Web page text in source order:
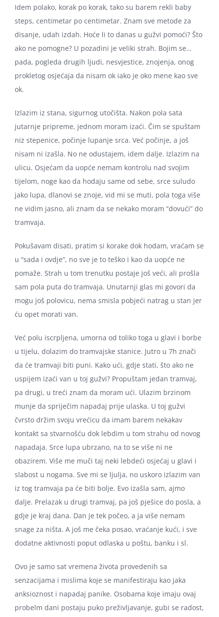
Idem polako, korak po korak, tako su barem rekli baby
steps, centimetar po centimetar. Znam sve metode za
disanje, udah izdah. Hoće li to danas u gužvi pomoći? Što
ako ne pomogne? U pozadini je veliki strah. Bojim se…
pada, pogleda drugih ljudi, nesvjestice, znojenja, onog
prokletog osjećaja da nisam ok iako je oko mene kao sve
ok.
Izlazim iz stana, sigurnog utočišta. Nakon pola sata
jutarnje pripreme, jednom moram izaći. Čim se spuštam
niz stepenice, počinje lupanje srca. Već počinje, a još
nisam ni izašla. No ne odustajem, idem dalje. Izlazim na
ulicu. Osjećam da uopće nemam kontrolu nad svojim
tijelom, noge kao da hodaju same od sebe, srce suludo
jako lupa, dlanovi se znoje, vid mi se muti, pola toga više
ne vidim jasno, ali znam da se nekako moram “dovući” do
tramvaja.
Pokušavam disati, pratim si korake dok hodam, vraćam se
u “sada i ovdje”, no sve je to teško i kao da uopće ne
pomaže. Strah u tom trenutku postaje još veći, ali prošla
sam pola puta do tramvaja. Unutarnji glas mi govori da
mogu još polovicu, nema smisla pobjeći natrag u stan jer
ću opet morati van.
Već polu iscrpljena, umorna od toliko toga u glavi i borbe
u tijelu, dolazim do tramvajske stanice. Jutro u 7h znači
da će tramvaji biti puni. Kako ući, gdje stati, što ako ne
uspijem izaći van u toj gužvi? Propuštam jedan tramvaj,
pa drugi, u treći znam da moram ući. Ulazim brzinom
munje da spriječim napadaj prije ulaska. U toj gužvi
čvrsto držim svoju vrećicu da imam barem nekakav
kontakt sa stvarnošću dok lebdim u tom strahu od novog
napadaja. Srce lupa ubrzano, na to se više ni ne
obazirem. Više me muči taj neki lebdeći osjećaj u glavi i
slabost u nogama. Sve mi se ljulja, no uskoro izlazim van
iz tog tramvaja pa će biti bolje. Evo izašla sam, ajmo
dalje. Prelazak u drugi tramvaj, pa još pješice do posla, a
gdje je kraj dana. Dan je tek počeo, a ja više nemam
snage za ništa. A još me čeka posao, vraćanje kući, i sve
dodatne aktivnosti poput odlaska u poštu, banku i sl.
Ovo je samo sat vremena života provedenih sa
senzacijama i mislima koje se manifestiraju kao jaka
anksioznost i napadaj panike. Osobama koje imaju ovaj
probelm dani postaju puko preživljavanje, gubi se radost,